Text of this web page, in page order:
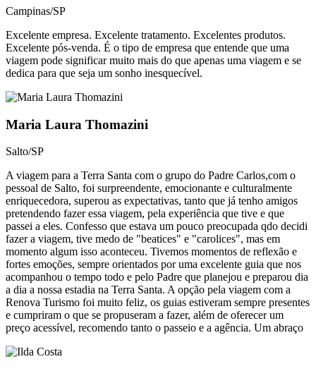
Campinas/SP
Excelente empresa. Excelente tratamento. Excelentes produtos.
Excelente pós-venda. É o tipo de empresa que entende que uma
viagem pode significar muito mais do que apenas uma viagem e se
dedica para que seja um sonho inesquecível.​
Maria Laura Thomazini
Salto/SP
A viagem para a Terra Santa com o grupo do Padre Carlos,com o
pessoal de Salto, foi surpreendente, emocionante e culturalmente
enriquecedora, superou as expectativas, tanto que já tenho amigos
pretendendo fazer essa viagem, pela experiência que tive e que
passei a eles. Confesso que estava um pouco preocupada qdo decidi
fazer a viagem, tive medo de "beatices" e "carolices", mas em
momento algum isso aconteceu. Tivemos momentos de reflexão e
fortes emoções, sempre orientados por uma excelente guia que nos
acompanhou o tempo todo e pelo Padre que planejou e preparou dia
a dia a nossa estadia na Terra Santa. A opção pela viagem com a
Renova Turismo foi muito feliz, os guias estiveram sempre presentes
e cumpriram o que se propuseram a fazer, além de oferecer um
preço acessível, recomendo tanto o passeio e a agência. Um abraço